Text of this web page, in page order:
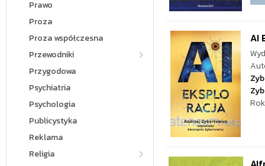
Prawo
Proza
Proza współczesna
Przewodniki
Przygodowa
Psychiatria
Psychologia
Publicystyka
Reklama
Religia
AI